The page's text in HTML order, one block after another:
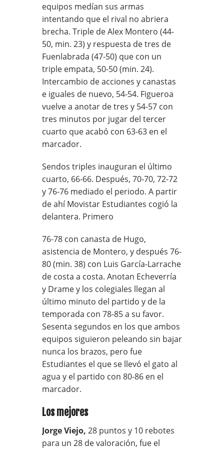
equipos medían sus armas
intentando que el rival no abriera
brecha. Triple de Alex Montero (44-
50, min. 23) y respuesta de tres de
Fuenlabrada (47-50) que con un
triple empata, 50-50 (min. 24).
Intercambio de acciones y canastas
e iguales de nuevo, 54-54. Figueroa
vuelve a anotar de tres y 54-57 con
tres minutos por jugar del tercer
cuarto que acabó con 63-63 en el
marcador.
Sendos triples inauguran el último
cuarto, 66-66. Después, 70-70, 72-72
y 76-76 mediado el periodo. A partir
de ahí Movistar Estudiantes cogió la
delantera. Primero
76-78 con canasta de Hugo,
asistencia de Montero, y después 76-
80 (min. 38) con Luis García-Larrache
de costa a costa. Anotan Echeverría
y Drame y los colegiales llegan al
último minuto del partido y de la
temporada con 78-85 a su favor.
Sesenta segundos en los que ambos
equipos siguieron peleando sin bajar
nunca los brazos, pero fue
Estudiantes el que se llevó el gato al
agua y el partido con 80-86 en el
marcador.
Los mejores
Jorge Viejo, 28 puntos y 10 rebotes
para un 28 de valoración, fue el